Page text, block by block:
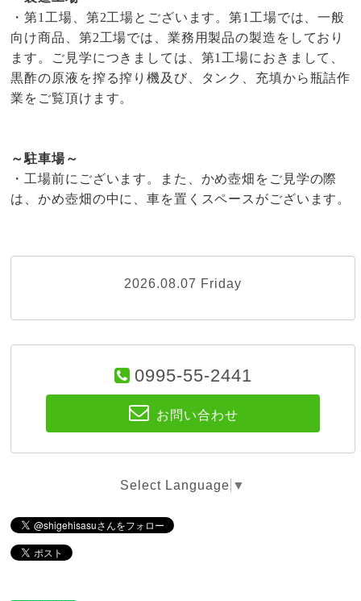
・第1 工場、第2工場とございます。第1 工場では、一般
向け商品、第2工場では、業務用製品の製造をしており
ます。ご見学につきましては、第1 工場におきまして、
黒酢の原液を搾る搾り機及び、タンク、充填から瓶詰作
業をご覧頂けます。
～駐車場～
・工場前にございます。また、かめ壺畑をご見学の際
は、かめ壺畑の中に、車を置くスペースがございます。
2026.08.07 Friday
0995-55-2441
お問い合わせ
Select Language ▼